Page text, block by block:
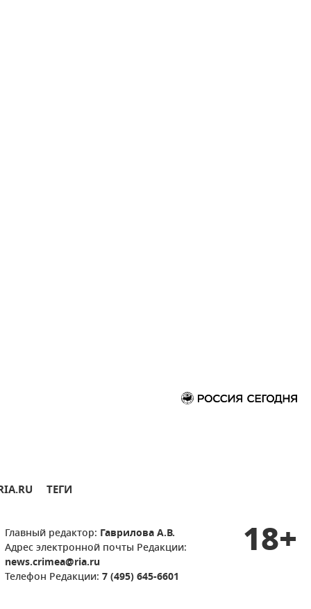
ТЕГИ
Главный редактор: Гаврилова А.В.
Адрес электронной почты Редакции:
news.crimea@ria.ru
Телефон Редакции: 7 (495) 645-6601
18+